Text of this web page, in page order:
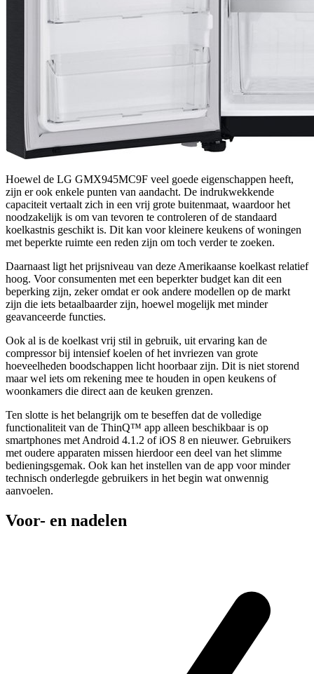
Hoewel de LG GMX945MC9F veel goede eigenschappen heeft,
zijn er ook enkele punten van aandacht. De indrukwekkende
capaciteit vertaalt zich in een vrij grote buitenmaat, waardoor het
noodzakelijk is om van tevoren te controleren of de standaard
koelkastnis geschikt is. Dit kan voor kleinere keukens of woningen
met beperkte ruimte een reden zijn om toch verder te zoeken.
Daarnaast ligt het prijsniveau van deze Amerikaanse koelkast relatief
hoog. Voor consumenten met een beperkter budget kan dit een
beperking zijn, zeker omdat er ook andere modellen op de markt
zijn die iets betaalbaarder zijn, hoewel mogelijk met minder
geavanceerde functies.
Ook al is de koelkast vrij stil in gebruik, uit ervaring kan de
compressor bij intensief koelen of het invriezen van grote
hoeveelheden boodschappen licht hoorbaar zijn. Dit is niet storend
maar wel iets om rekening mee te houden in open keukens of
woonkamers die direct aan de keuken grenzen.
Ten slotte is het belangrijk om te beseffen dat de volledige
functionaliteit van de ThinQ™ app alleen beschikbaar is op
smartphones met Android 4.1.2 of iOS 8 en nieuwer. Gebruikers
met oudere apparaten missen hierdoor een deel van het slimme
bedieningsgemak. Ook kan het instellen van de app voor minder
technisch onderlegde gebruikers in het begin wat onwennig
aanvoelen.
Voor- en nadelen